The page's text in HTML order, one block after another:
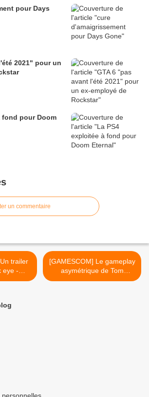
pour Days
2021" pour un
fond pour Doom
un commentaire
eye -
[GAMESCOM] Le gameplay
asymétrique de Tom
Clancy's The Division en